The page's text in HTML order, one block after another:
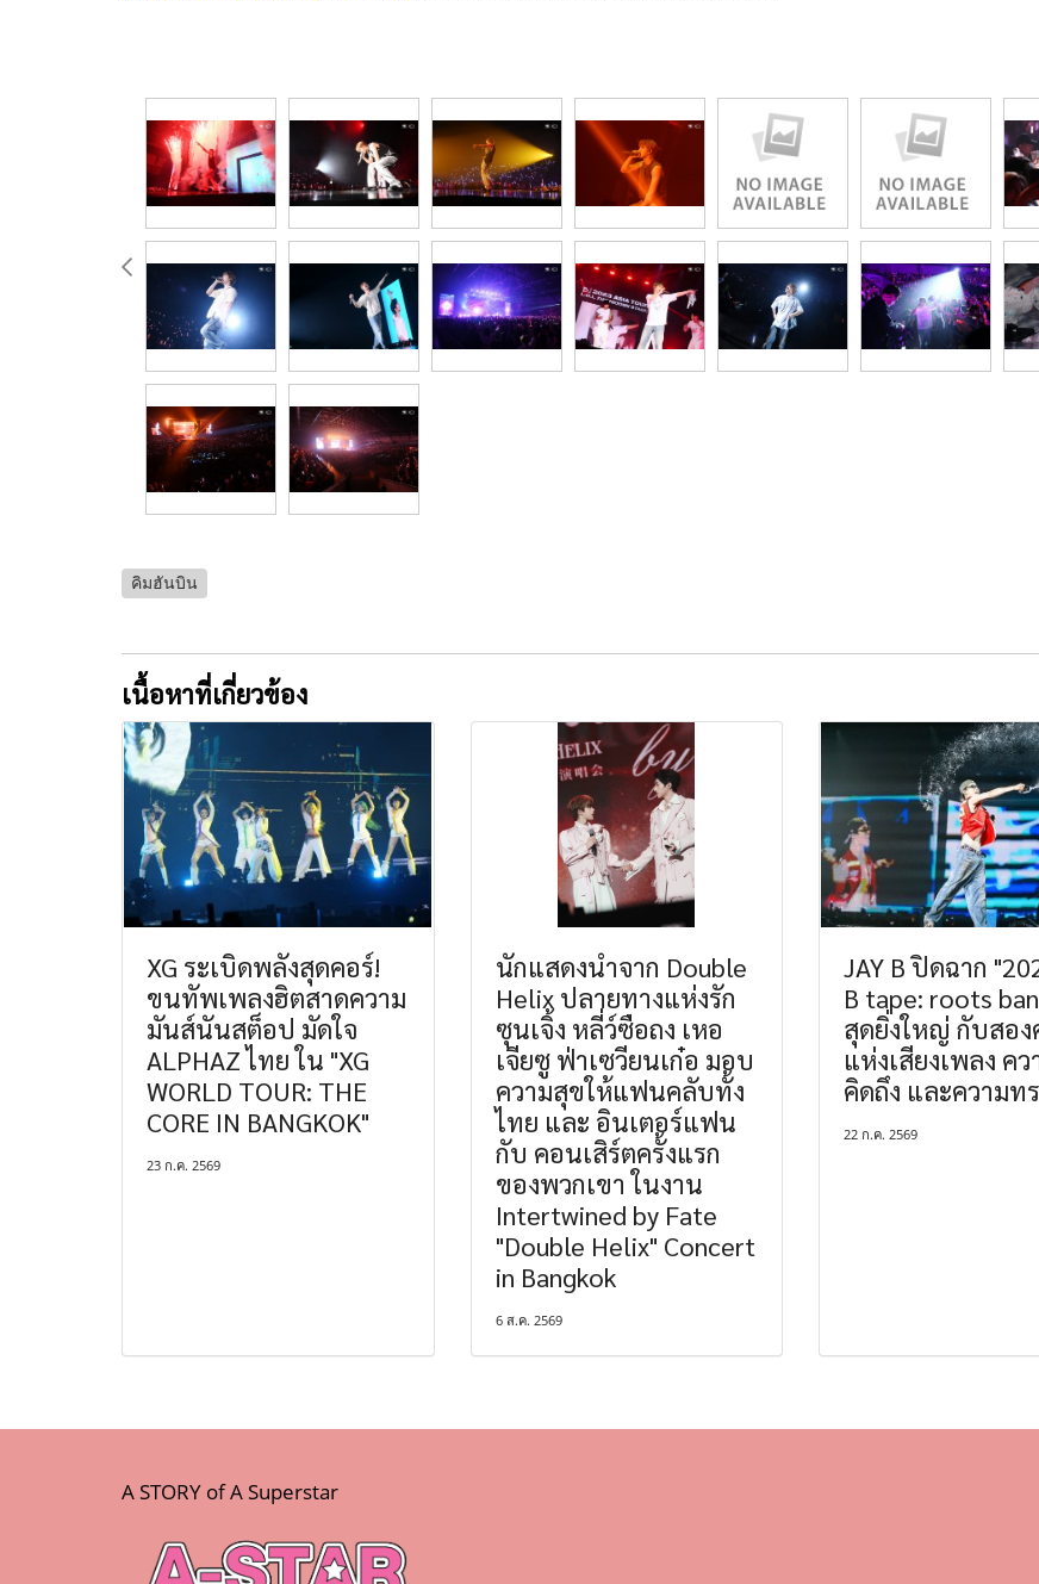
คิมฮันบิน
เนื้อหาที่เกี่ยวข้อง
XG ระเบิดพลังสุดคอร์!
ขนทัพเพลงฮิตสาดความ
มันส์นันสต็อป มัดใจ
ALPHAZ ไทย ใน "XG
WORLD TOUR: THE
CORE IN BANGKOK"
23 ก.ค. 2569
นักแสดงนำจาก Double
Helix ปลายทางแห่งรัก
ซุนเจิ้ง หลี่ว์ซือถง เหอ
เจียซู ฟ่าเซวียนเก๋อ มอบ
ความสุขให้แฟนคลับทั้ง
ไทย และ อินเตอร์แฟน
กับ คอนเสิร์ตครั้งแรก
ของพวกเขา ในงาน
Intertwined by Fate
"Double Helix" Concert
in Bangkok
6 ส.ค. 2569
JAY B ปิดฉาก
B tape: roots
สุดยิ่งใหญ่ กับสอ
แห่งเสียงเพลง คว
คิดถึง และความท
22 ก.ค. 2569
A STORY of A Superstar